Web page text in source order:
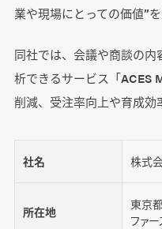
業や現場にとっての価値”
同社では、会議や商談の
析できるサービス「ACES
削減、受注率向上や育成効
社名 株式
所在地
東京
ファ